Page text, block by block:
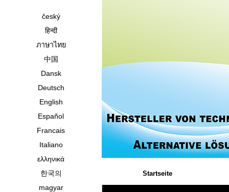
český
हिन्दी
ภาษาไทย
中国
Dansk
Deutsch
English
Español
Francais
Italiano
ελληνικά
한국의
magyar
Startseite